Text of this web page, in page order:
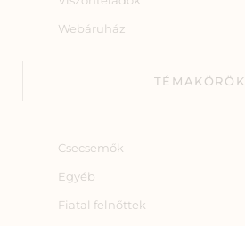
Webáruház
TÉMAKÖRÖK
Csecsemők
Egyéb
Fiatal felnőttek